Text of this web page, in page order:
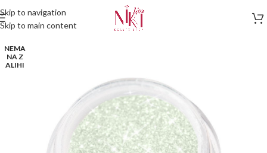
Skip to navigation
Skip to main content
NEMA
NA Z
ALIHI